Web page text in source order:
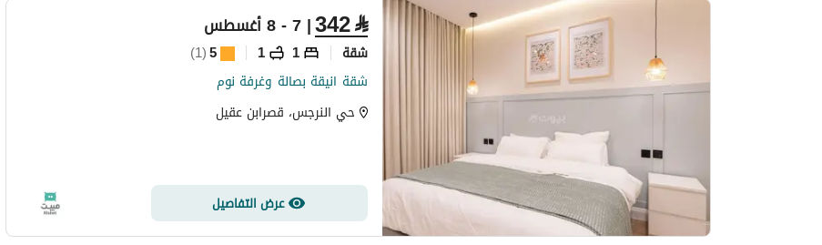
⃁
342| 7 - 8 أغسطس
شقة 1
1
5
(
1
)
شقة انيقة بصالة وغرفة نوم
حي النرجس، قصرابن عقيل
عرض التفاصيل